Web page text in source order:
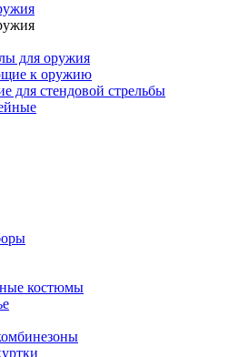
для оружия
к оружию
для стендовой стрельбы
костюмы